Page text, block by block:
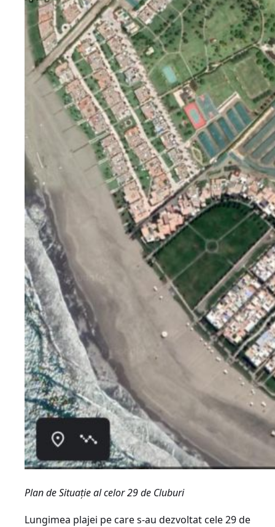
Plan de Situație al celor 29 de Cluburi
Lungimea plajei pe care s-au dezvoltat cele 29 de